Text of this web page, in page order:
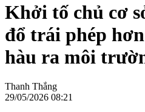
Khởi tố chủ cơ
đổ trái phép
hàu ra môi
Thanh Thắng
29/05/2026 08:21